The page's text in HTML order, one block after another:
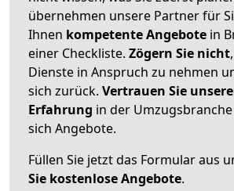
übernehmen unsere Partner für
Ihnen kompetente Angebote in
einer Checkliste. Zögern Sie nicht
Dienste in Anspruch zu nehmen
sich zurück. Vertrauen Sie
Erfahrung in der
sich Angebote.
Füllen Sie jetzt das Formular aus
Sie kostenlose Angebote.